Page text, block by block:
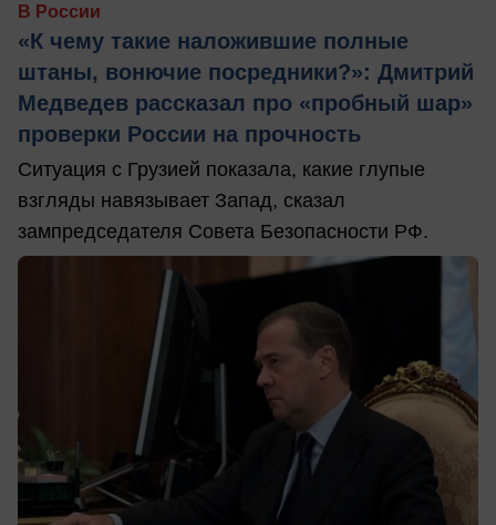
В России
«К чему такие наложившие полные
штаны, вонючие посредники?»: Дмитрий
Медведев рассказал про «пробный шар»
проверки России на прочность
Ситуация с Грузией показала, какие глупые
взгляды навязывает Запад, сказал
зампредседателя Совета Безопасности РФ.